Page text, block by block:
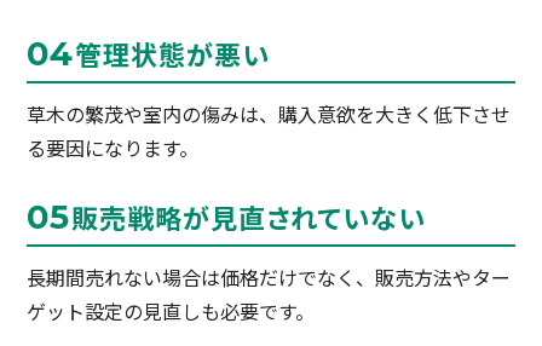
管理状態が悪い
草木の繁茂や室内の傷みは、購入意欲を大きく低下させ
る要因になります。
販売戦略が見直されていない
長期間売れない場合は価格だけでなく、販売方法やター
ゲット設定の見直しも必要です。